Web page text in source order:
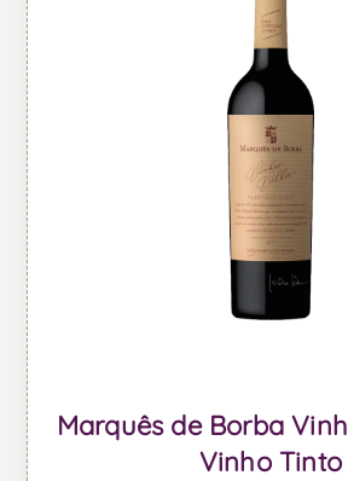
Marquês de Borba
Vinho Tinto